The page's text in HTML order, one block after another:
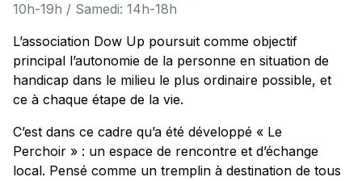
10h-19h / Samedi: 14h-18h
L’association Dow Up poursuit comme objectif
principal l’autonomie de la personne en situation de
handicap dans le milieu le plus ordinaire possible, et
ce à chaque étape de la vie.
C’est dans ce cadre qu’a été développé « Le
Perchoir » : un espace de rencontre et d’échange
local. Pensé comme un tremplin à destination de tous